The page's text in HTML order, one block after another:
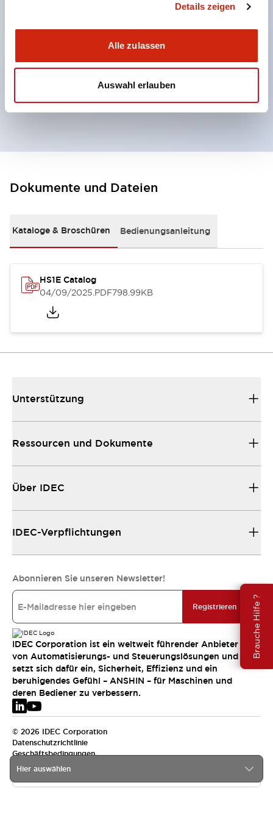
Details zeigen
Alle zulassen
Auswahl erlauben
Brauche Hilfe ?
um Kompatibilität bei nahe beieinander liegenden
Installationen zu verhindern.
Der Aktuator kann aus zwei Richtungen eingeführt
werden.
Doppelte Isolierkonstruktion ohne
Erdungsanschluss erforderlich.
Dokumente und Dateien
Kataloge & Broschüren Bedienungsanleitung
HS1E Catalog
04/09/2025.PDF798.99KB
Hier auswählen
Unterstützung
Ressourcen und Dokumente
Über IDEC
IDEC-Verpflichtungen
Abonnieren Sie unseren Newsletter!
Registrieren
IDEC Corporation ist ein weltweit führender Anbieter
von Automatisierungs- und Steuerungslösungen und
setzt sich dafür ein, Sicherheit, Effizienz und ein
beruhigendes Gefühl – ANSHIN – für Maschinen und
deren Bediener zu verbessern.
© 2026 IDEC Corporation
Datenschutzrichtlinie
Geschäftsbedingungen
EMEA